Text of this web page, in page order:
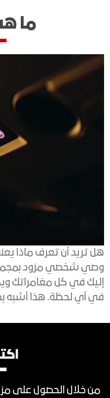
ما
هل تريد أن تعرف ماذا
وصي شخصي مزود
إليك في كل مغامراتك
في أي لحظة. هذا أشبه
من خلال الحصول على